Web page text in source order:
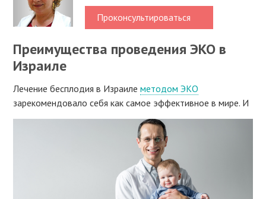
Проконсультироваться
Преимущества проведения ЭКО в
Израиле
Лечение бесплодия в Израилеметодом ЭКО
зарекомендовало себя как самое эффективное в мире. И